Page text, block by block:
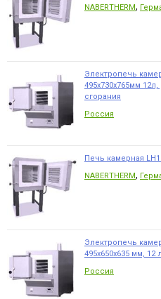
NABERTHERM,
Электропечь
495х730х765мм
сгорания
Россия
Печь камерная
NABERTHERM,
Электропечь
495х650х635 мм, 12
Россия